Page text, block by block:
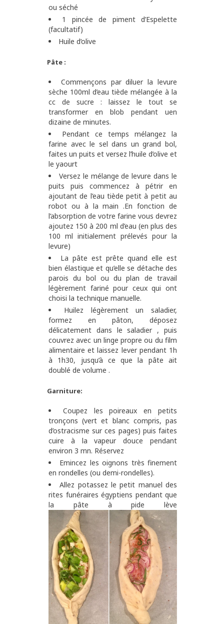
ou séché
1 pincée de piment d’Espelette
(facultatif)
Huile d’olive
Pâte :
Commençons par diluer la levure
sèche 100ml d’eau tiède mélangée à la
cc de sucre : laissez le tout se
transformer en blob pendant uen
dizaine de minutes.
Pendant ce temps mélangez la
farine avec le sel dans un grand bol,
faites un puits et versez l’huile d’olive et
le yaourt
Versez le mélange de levure dans le
puits puis commencez à pétrir en
ajoutant de l’eau tiède petit à petit au
robot ou à la main .En fonction de
l’absorption de votre farine vous devrez
ajoutez 150 à 200 ml d’eau (en plus des
100 ml initialement prélevés pour la
levure)
La pâte est prête quand elle est
bien élastique et qu’elle se détache des
parois du bol ou du plan de travail
légèrement fariné pour ceux qui ont
choisi la technique manuelle.
Huilez légèrement un saladier,
formez en pâton, déposez
délicatement dans le saladier , puis
couvrez avec un linge propre ou du film
alimentaire et laissez lever pendant 1h
à 1h30, jusqu’à ce que la pâte ait
doublé de volume .
Garniture:
Coupez les poireaux en petits
tronçons (vert et blanc compris, pas
d’ostracisme sur ces pages) puis faites
cuire à la vapeur douce pendant
environ 3 mn. Réservez
Emincez les oignons très finement
en rondelles (ou demi-rondelles).
Allez potassez le petit manuel des
rites funéraires égyptiens pendant que
la pâte à pide lève